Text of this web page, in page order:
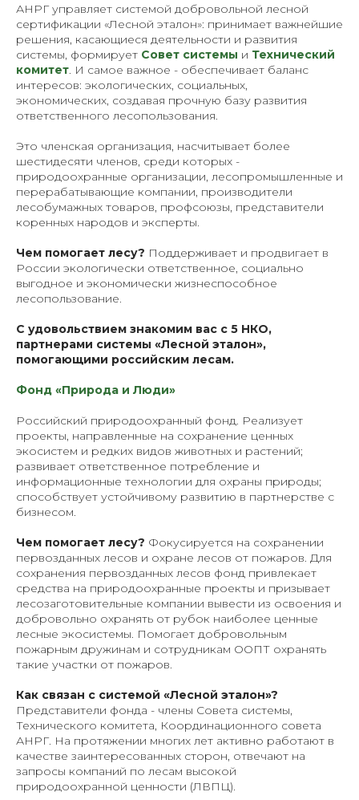
АНРГ управляет системой добровольной лесной
сертификации «Лесной эталон»: принимает важнейшие
решения, касающиеся деятельности и развития
системы, формирует Совет системы и Технический
комитет . И самое важное - обеспечивает баланс
интересов: экологических, социальных,
экономических, создавая прочную базу развития
ответственного лесопользования.
Это членская организация, насчитывает более
шестидесяти членов, среди которых -
природоохранные организации, лесопромышленные и
перерабатывающие компании, производители
лесобумажных товаров, профсоюзы, представители
коренных народов и эксперты.
Чем помогает лесу? Поддерживает и продвигает в
России экологически ответственное, социально
выгодное и экономически жизнеспособное
лесопользование.
С удовольствием знакомим вас с 5 НКО,
партнерами системы «Лесной эталон»,
помогающими российским лесам.
Фонд «Природа и Люди»
Российский природоохранный фонд. Реализует
проекты, направленные на сохранение ценных
экосистем и редких видов животных и растений;
развивает ответственное потребление и
информационные технологии для охраны природы;
способствует устойчивому развитию в партнерстве с
бизнесом.
Чем помогает лесу? Фокусируется на сохранении
первозданных лесов и охране лесов от пожаров. Для
сохранения первозданных лесов фонд привлекает
средства на природоохранные проекты и призывает
лесозаготовительные компании вывести из освоения и
добровольно охранять от рубок наиболее ценные
лесные экосистемы. Помогает добровольным
пожарным дружинам и сотрудникам ООПТ охранять
такие участки от пожаров.
Как связан с системой «Лесной эталон»?
Представители фонда - члены Совета системы,
Технического комитета, Координационного совета
АНРГ. На протяжении многих лет активно работают в
качестве заинтересованных сторон, отвечают на
запросы компаний по лесам высокой
природоохранной ценности (ЛВПЦ).